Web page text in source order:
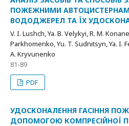
ПОЖЕЖНИМИ
ВОДОДЖЕРЕЛ ТА ЇХ
V. I. Lushch, Ya. B. Velykyi, R. M.
Parkhomenko, Yu. T. Sudnitsyn, Ya. I.
A. Kryvunenko
81-89
PDF
УДОСКОНАЛЕННЯ ГАСІННЯ
ДОПОМОГОЮ КОМПРЕСІЙНОЇ